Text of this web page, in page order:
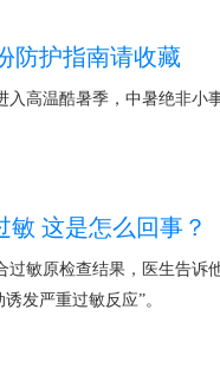
防护指南请收藏
入高温酷暑季，中暑绝非小
敏 这是怎么回事？
过敏原检查结果，医生告诉
发严重过敏反应”。